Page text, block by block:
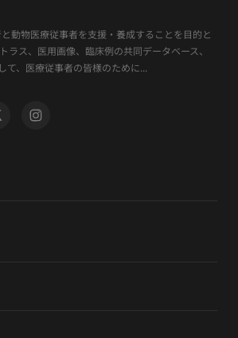
動物医療従事者を支援・養成することを目的と
ラス、医用画像、臨床例の共同データベース、
て、医療従事者の皆様のために...